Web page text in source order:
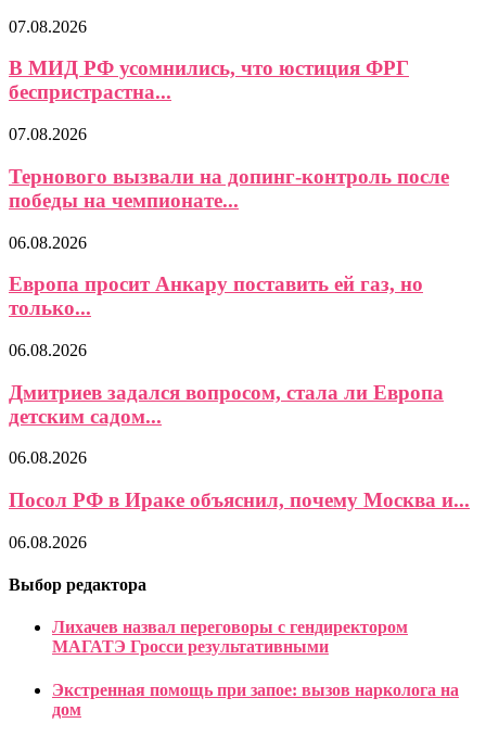
07.08.2026
В МИД РФ усомнились, что юстиция ФРГ
беспристрастна...
07.08.2026
Тернового вызвали на допинг-контроль после
победы на чемпионате...
06.08.2026
Европа просит Анкару поставить ей газ, но
только...
06.08.2026
Дмитриев задался вопросом, стала ли Европа
детским садом...
06.08.2026
Посол РФ в Ираке объяснил, почему Москва и...
06.08.2026
Выбор редактора
Лихачев назвал переговоры с гендиректором
МАГАТЭ Гросси результативными
Экстренная помощь при запое: вызов нарколога на
дом